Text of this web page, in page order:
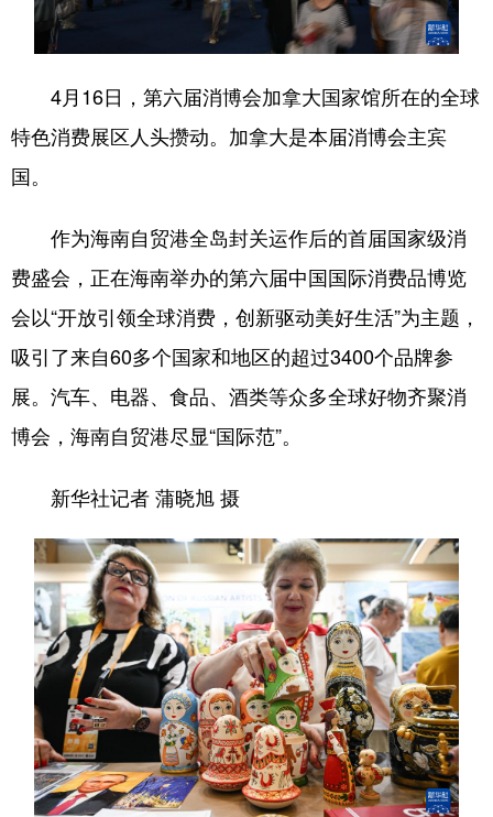
4月16日，第六届消博会加拿大国家馆所在的全球
特色消费展区人头攒动。加拿大是本届消博会主宾
国。
作为海南自贸港全岛封关运作后的首届国家级消
费盛会，正在海南举办的第六届中国国际消费品博览
会以“开放引领全球消费，创新驱动美好生活”为主题，
吸引了来自60多个国家和地区的超过3400个品牌参
展。汽车、电器、食品、酒类等众多全球好物齐聚消
博会，海南自贸港尽显“国际范”。
新华社记者 蒲晓旭 摄